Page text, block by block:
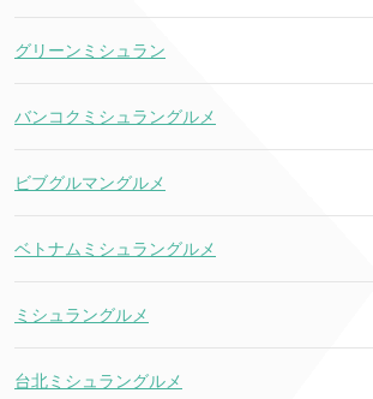
グリーンミシュラン
バンコクミシュラングルメ
ビブグルマングルメ
ベトナムミシュラングルメ
ミシュラングルメ
台北ミシュラングルメ